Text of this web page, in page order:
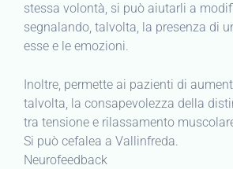
stessa volontà, si può aiutarli a
segnalando, talvolta, la presenza di
esse e le emozioni.
Inoltre, permette ai pazienti di
talvolta, la consapevolezza della
tra tensione e rilassamento
Si può cefalea a Vallinfreda.
Neurofeedback